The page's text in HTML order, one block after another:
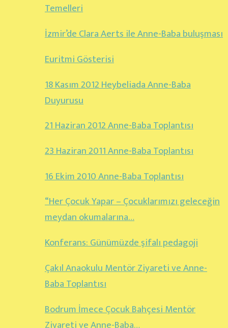
Temelleri
İzmir’de Clara Aerts ile Anne-Baba buluşması
Euritmi Gösterisi
18 Kasım 2012 Heybeliada Anne-Baba
Duyurusu
21 Haziran 2012 Anne-Baba Toplantısı
23 Haziran 2011 Anne-Baba Toplantısı
16 Ekim 2010 Anne-Baba Toplantısı
“Her Çocuk Yapar – Çocuklarımızı geleceğin
meydan okumalarına…
Konferans: Günümüzde şifalı pedagoji
Çakıl Anaokulu Mentör Ziyareti ve Anne-
Baba Toplantısı
Bodrum İmece Çocuk Bahçesi Mentör